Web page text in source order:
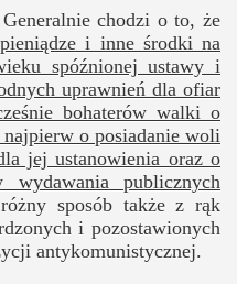
chodzi o to, że
i inne środki na
spóźnionej ustawy i
uprawnień dla ofiar
bohaterów walki o
o posiadanie woli
jej ustanowienia oraz o
publicznych
sposób także z rąk
i pozostawionych
antykomunistycznej.